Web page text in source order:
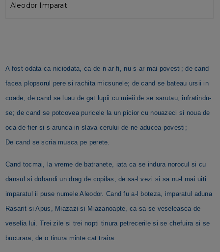
Aleodor Imparat
A fost odata ca niciodata, ca de n-ar fi, nu s-ar mai povesti; de cand
facea plopsorul pere si rachita micsunele; de cand se bateau ursii in
coade; de cand se luau de gat lupii cu mieii de se sarutau, infratindu-
se; de cand se potcovea puricele la un picior cu nouazeci si noua de
oca de fier si s-arunca in slava cerului de ne aducea povesti;
De cand se scria musca pe perete.
Cand tocmai, la vreme de batranete, iata ca se indura norocul si cu
dansul si dobandi un drag de copilas, de sa-l vezi si sa nu-l mai uiti.
imparatul ii puse numele Aleodor. Cand fu a-l boteza, imparatul aduna
Rasarit si Apus, Miazazi si Miazanoapte, ca sa se veseleasca de
veselia lui. Trei zile si trei nopti tinura petrecerile si se chefuira si se
bucurara, de o tinura minte cat traira.